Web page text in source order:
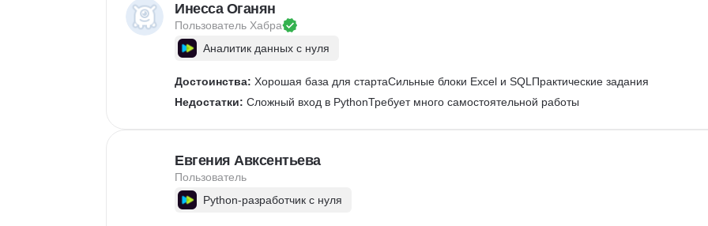
Инесса Оганян
Пользователь Хабра
Аналитик данных с нуля
Достоинства: Хорошая база для стартаСильные блоки Excel и SQLПрактические задания
Недостатки: Сложный вход в PythonТребует много самостоятельной работы
Евгения Авксентьева
Пользователь
Python-разработчик с нуля